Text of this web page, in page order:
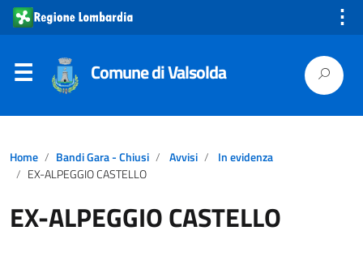
⋮
Comune di Valsolda
Home Bandi Gara - Chiusi Avvisi
In evidenza
EX-ALPEGGIO CASTELLO
EX-ALPEGGIO CASTELLO